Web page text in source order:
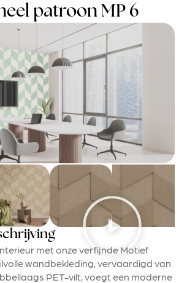
patroon MP 6
met onze verfijnde Motief
wandbekleding, vervaardigd van
PET-vilt, voegt een moderne